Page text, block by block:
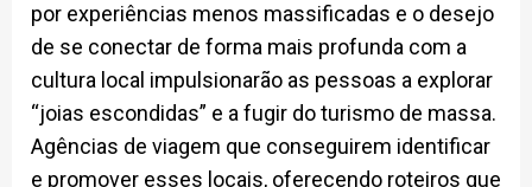
por experiências menos massificadas e o desejo
de se conectar de forma mais profunda com a
cultura local impulsionarão as pessoas a explorar
“joias escondidas” e a fugir do turismo de massa.
Agências de viagem que conseguirem identificar
e promover esses locais, oferecendo roteiros que